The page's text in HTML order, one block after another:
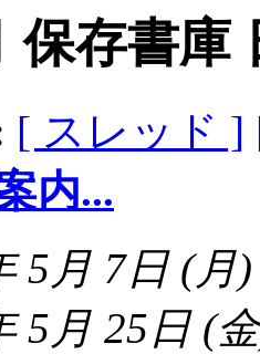
保存書庫
[ スレッド ]
内...
5月 7日 (月
5月 25日 (